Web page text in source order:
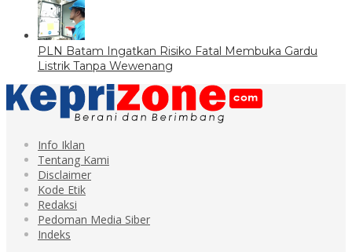
PLN Batam Ingatkan Risiko Fatal Membuka Gardu
Listrik Tanpa Wewenang
Info Iklan
Tentang Kami
Disclaimer
Kode Etik
Redaksi
Pedoman Media Siber
Indeks